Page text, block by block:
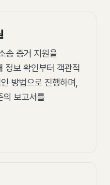
송 증거 지원을
정보 확인부터 객관적
방법으로 진행하며,
의 보고서를